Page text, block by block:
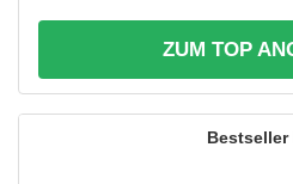
ZUM TOP